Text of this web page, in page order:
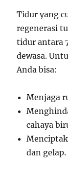
Tidur yang
regenerasi
tidur antara
dewasa.
Anda bisa:
Menjaga
cahaya
dan gelap.